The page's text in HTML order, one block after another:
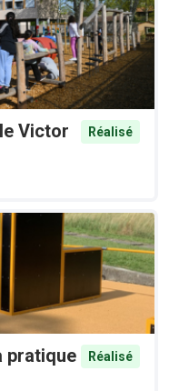
Victor
Réalisé
pratique
Réalisé